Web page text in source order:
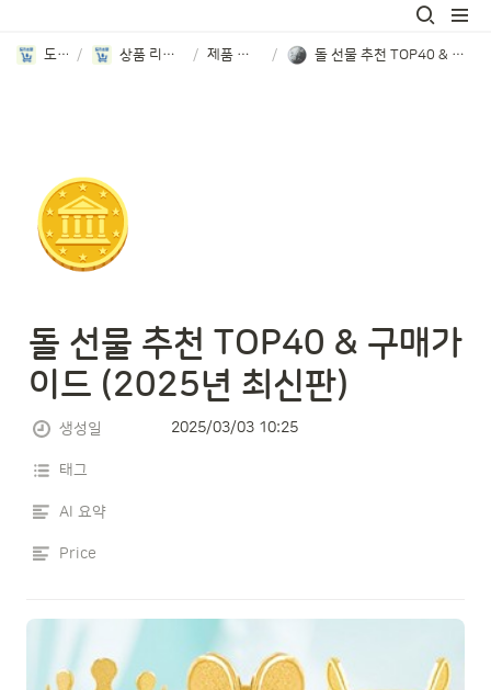
도리쇼핑 / 상품 리뷰 순위 분석 / 제품 순위 비교 / 돌 선물 추천 TOP40 & 구매가이드 (2025년 최신판)
🪙
돌 선물 추천 TOP40 & 구매가
이드 (2025년 최신판)
생성일 2025/03/03 10:25
태그
AI 요약
Price